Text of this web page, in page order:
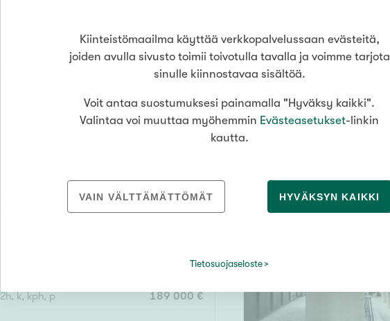
4h, k, et, erill. wc, ph, s, harrastetila, erillinen autotalli + varasto
160 000 €
31 m²
2h, k, kph, p 189 000 €
Kiinteistömaailma käyttää verkkopalvelussaan evästeitä,
joiden avulla sivusto toimii toivotulla tavalla ja voimme tarjota
sinulle kiinnostavaa sisältöä.
Voit antaa suostumuksesi painamalla "Hyväksy kaikki".
Valintaa voi muuttaa myöhemmin Evästeasetukset-linkin
kautta.
VAIN VÄLTTÄMÄTTÖMÄT HYVÄKSYN KAIKKI
Tietosuojaseloste